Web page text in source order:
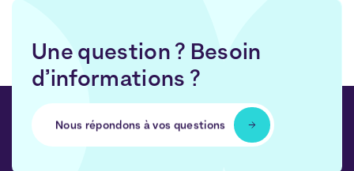
Une question ? Besoin
d’informations ?
Nous répondons à vos questions